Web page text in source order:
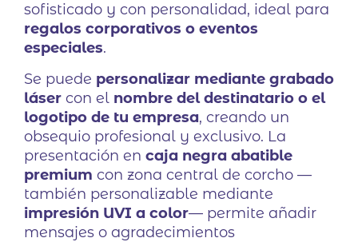
sofisticado y con personalidad, ideal para
regalos corporativos o eventos
especiales.
Se puede personalizar mediante grabado
láser con el nombre del destinatario o el
logotipo de tu empresa, creando un
obsequio profesional y exclusivo. La
presentación en caja negra abatible
premium con zona central de corcho —
también personalizable mediante
impresión UVI a color— permite añadir
mensajes o agradecimientos